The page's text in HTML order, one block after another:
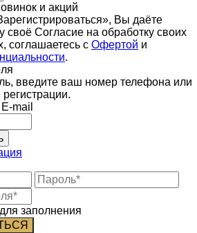
и акций
Вы даёте
своё Согласие на обработку своих
соглашаетесь с Офертой и
.
введите ваш номер телефона или
E-mail
заполнения